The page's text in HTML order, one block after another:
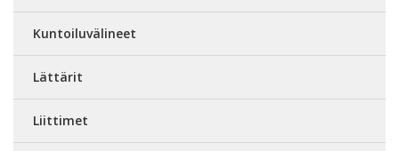
Kuntoiluvälineet
Lättärit
Liittimet